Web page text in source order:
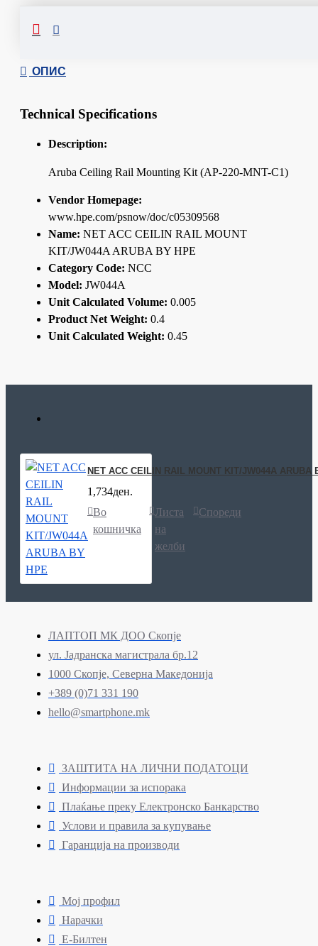
ОПИС
Technical Specifications
Description:
Aruba Ceiling Rail Mounting Kit (AP-220-MNT-C1)
Vendor Homepage:
www.hpe.com/psnow/doc/c05309568
Name: NET ACC CEILIN RAIL MOUNT
KIT/JW044A ARUBA BY HPE
Category Code: NCC
Model: JW044A
Unit Calculated Volume: 0.005
Product Net Weight: 0.4
Unit Calculated Weight: 0.45
NET ACC CEILIN RAIL MOUNT KIT/JW044A ARUBA
1,734ден.
Во
кошничка
Листа
на
желби
Спореди
ЛАПТОП МК ДОО Скопје
ул. Јадранска магистрала бр.12
1000 Скопје, Северна Македонија
+389 (0)71 331 190
hello@smartphone.mk
ЗАШТИТА НА ЛИЧНИ ПОДАТОЦИ
Информации за испорака
Плаќање преку Електронско Банкарство
Услови и правила за купување
Гаранција на производи
Мој профил
Нарачки
Е-Билтен